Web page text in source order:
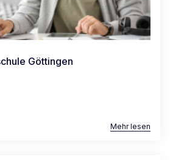
Göttingen
Mehr lesen